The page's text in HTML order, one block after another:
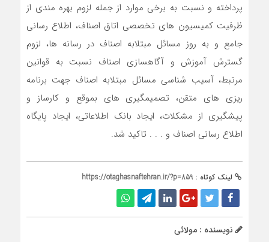
پرداخته و نسبت به برخی موارد از جمله لزوم بهره مندی از
ظرفیت کمیسیون های تخصصی اتاق اصناف، اطلاع رسانی
جامع و به روز مسائل مبتلابه اصناف در رسانه ها، لزوم
گسترش آموزش و آگاه‎سازی اصناف نسبت به قوانین
مرتبط، آسیب شناسی مسائل مبتلابه اصناف جهت برنامه
ریزی های متقن، تصمیم‎گیری های بموقع و کارساز و
پیشگیری از مشکلات، ایجاد بانک اطلاعاتی، ایجاد پایگاه
اطلاع رسانی اصناف و . . . تاکید شد.
لینک کوتاه : https://otaghasnaftehran.ir/?p=859
نویسنده : مولائی